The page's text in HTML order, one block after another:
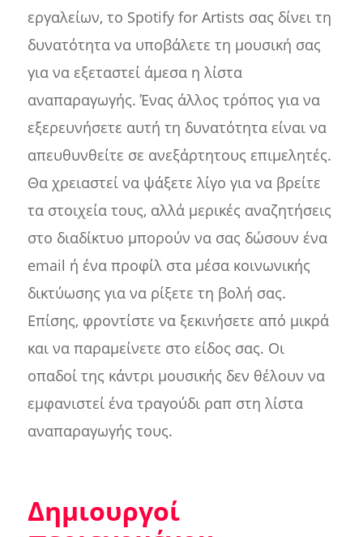
εργαλείων, το Spotify for Artists σας δίνει τη
δυνατότητα να υποβάλετε τη μουσική σας
για να εξεταστεί άμεσα η λίστα
αναπαραγωγής. Ένας άλλος τρόπος για να
εξερευνήσετε αυτή τη δυνατότητα είναι να
απευθυνθείτε σε ανεξάρτητους επιμελητές.
Θα χρειαστεί να ψάξετε λίγο για να βρείτε
τα στοιχεία τους, αλλά μερικές αναζητήσεις
στο διαδίκτυο μπορούν να σας δώσουν ένα
email ή ένα προφίλ στα μέσα κοινωνικής
δικτύωσης για να ρίξετε τη βολή σας.
Επίσης, φροντίστε να ξεκινήσετε από μικρά
και να παραμείνετε στο είδος σας. Οι
οπαδοί της κάντρι μουσικής δεν θέλουν να
εμφανιστεί ένα τραγούδι ραπ στη λίστα
αναπαραγωγής τους.
Δημιουργοί